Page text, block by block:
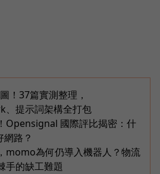
！37篇實測整理，
提示詞架構全打包
Opensignal 國際評比揭密：什
網路？
momo為何仍導入機器人？物流
手的缺工難題